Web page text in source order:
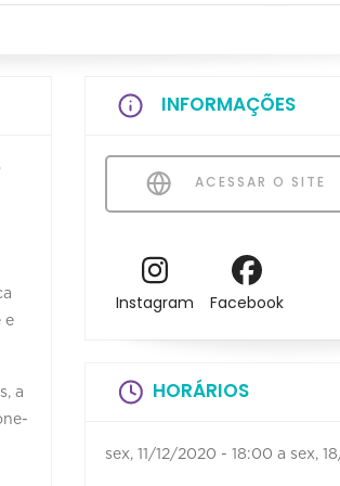
e
a
INFORMAÇÕES
ACESSAR O SITE
Instagram Facebook
HORÁRIOS
sex, 11/12/2020 - 18:00 a sex,